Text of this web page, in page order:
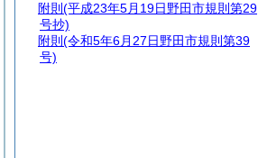
附則 (平成23年5月19日野田市規則第29
号抄)
附則 (令和5年6月27日野田市規則第39
号)